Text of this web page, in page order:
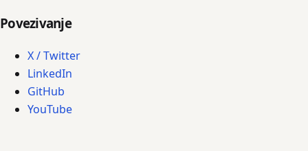
Povezivanje
X / Twitter
LinkedIn
GitHub
YouTube